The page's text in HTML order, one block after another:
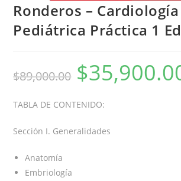
Ronderos – Cardiología
Pediátrica Práctica 1
$89,000.00 $
TABLA DE CONTENIDO:
Sección I. Generalidades
Anatomía
Embriología